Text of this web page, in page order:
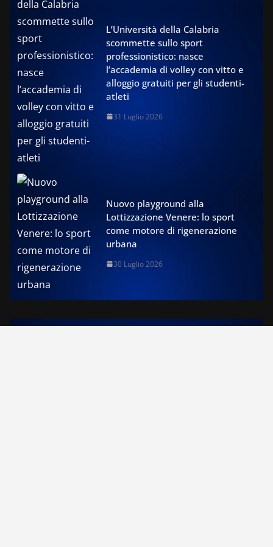
L’Università della Calabria
scommette sullo sport
professionistico: nasce
l’accademia di volley con vitto e
alloggio gratuiti per gli studenti-
atleti
31 Luglio 2026
Nuovo playground alla
Lottizzazione Venere: lo sport
come motore di rigenerazione
urbana
30 Luglio 2026